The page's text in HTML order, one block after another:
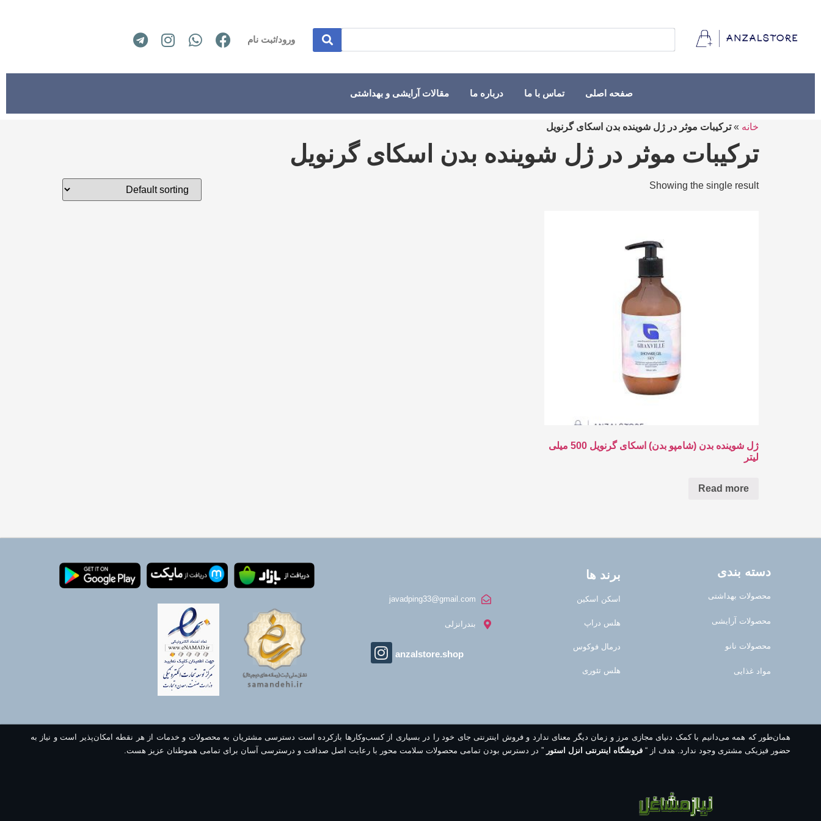
ورود/ثبت نام
صفحه اصلی تماس با ما درباره ما مقالات آرایشی و بهداشتی
خانه »ترکیبات موثر در ژل شوینده بدن اسکای گرنویل
ترکیبات موثر در ژل شوینده بدن اسکای گرنویل
Showing the single result
ژل شوینده بدن (شامپو بدن) اسکای گرنویل 500 میلی
لیتر
Read more
دسته بندی
محصولات بهداشتی
محصولات آرایشی
محصولات نانو
مواد غذایی
برند ها
اسکن اسکین
هلس دراپ
درمال فوکوس
هلس تئوری
javadping33@gmail.com
بندرانزلی
anzalstore.shop
همان‌طور که همه می‌دانیم با کمک دنیای مجازی مرز و زمان دیگر معنای ندارد و فروش اینترنتی جای خود را در بسیاری از کسب‌وکارها بازکرده است دسترسی مشتریان به محصولات و خدمات از هر نقطه امکان‌پذیر است و نیاز به
حضور فیزیکی مشتری وجود ندارد. هدف از “ فروشگاه اینترنتی انزل استور ” در دسترس بودن تمامی محصولات سلامت محور با رعایت اصل صداقت و درسترسی آسان برای تمامی هموطنان عزیز هست.